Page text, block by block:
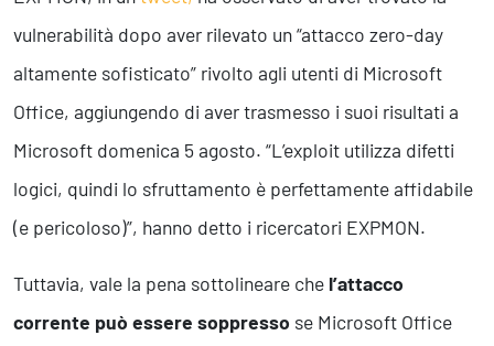
vulnerabilità dopo aver rilevato un “attacco zero-day
altamente sofisticato” rivolto agli utenti di Microsoft
Office, aggiungendo di aver trasmesso i suoi risultati a
Microsoft domenica 5 agosto. “L’exploit utilizza difetti
logici, quindi lo sfruttamento è perfettamente affidabile
(e pericoloso)”, hanno detto i ricercatori EXPMON.
Tuttavia, vale la pena sottolineare che l’attacco
corrente può essere soppresso se Microsoft Office